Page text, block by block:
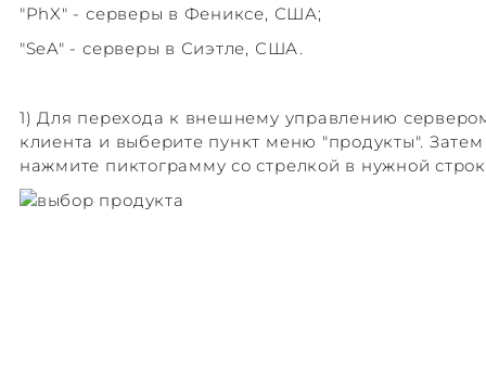
"PhX" - серверы в Фениксе, США;
"SeA" - серверы в Сиэтле, США.
1) Для перехода к внешнему управлению
клиента и выберите пункт меню "продукты".
нажмите пиктограмму со стрелкой в нужной